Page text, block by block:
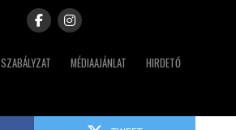
SZABÁLYZAT MÉDIAAJÁNLAT HIRDETŐ
Copyright © 2023 IRK